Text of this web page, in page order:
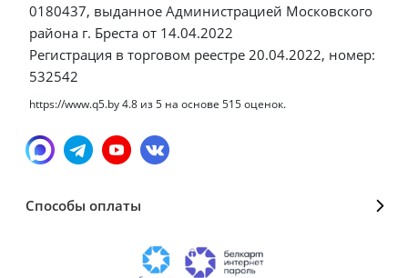
0180437, выданное Администрацией Московского
района г. Бреста от 14.04.2022
Регистрация в торговом реестре 20.04.2022, номер:
532542
https://www.q5.by4.8 из5 на основе 515оценок.
Способы оплаты